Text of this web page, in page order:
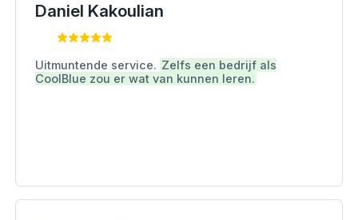
Daniel Kakoulian
Uitmuntende service. Zelfs een bedrijf als
CoolBlue zou er wat van kunnen leren.